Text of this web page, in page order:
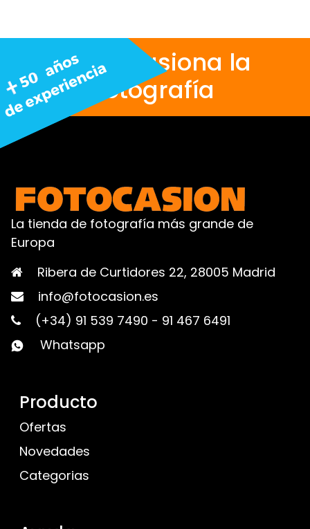
Nos apasiona la
fotografía
La tienda de fotografía más grande de
Europa
Ribera de Curtidores 22, 28005 Madrid
info@fotocasion.es
(+34) 91 539 7490 - 91 467 6491
Whatsapp
Producto
Ofertas
Novedades
Categorias